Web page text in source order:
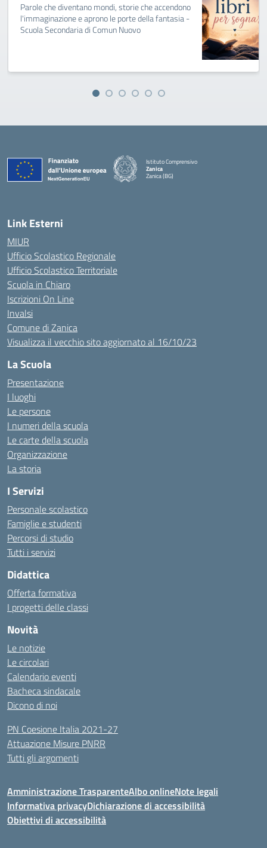
Parole che diventano mondi, storie che accendono
l'immaginazione e aprono le porte della fantasia -
Scuola Secondaria di Comun Nuovo
Istituto Comprensivo
Zanica
Zanica (BG)
Link Esterni
MIUR
Ufficio Scolastico Regionale
Ufficio Scolastico Territoriale
Scuola in Chiaro
Iscrizioni On Line
Invalsi
Comune di Zanica
Visualizza il vecchio sito aggiornato al 16/10/23
La Scuola
Presentazione
I luoghi
Le persone
I numeri della scuola
Le carte della scuola
Organizzazione
La storia
I Servizi
Personale scolastico
Famiglie e studenti
Percorsi di studio
Tutti i servizi
Didattica
Offerta formativa
I progetti delle classi
Novità
Le notizie
Le circolari
Calendario eventi
Bacheca sindacale
Dicono di noi
PN Coesione Italia 2021-27
Attuazione Misure PNRR
Tutti gli argomenti
Amministrazione TrasparenteAlbo onlineNote legali
Informativa privacyDichiarazione di accessibilità
Obiettivi di accessibilità